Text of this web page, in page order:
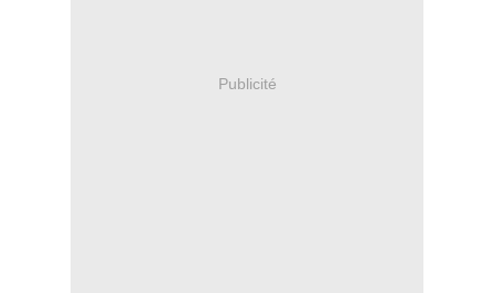
Publicité